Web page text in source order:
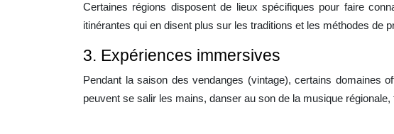
Certaines régions disposent de lieux spécifiques pour faire
itinérantes qui en disent plus sur les traditions et les méthodes de
3. Expériences immersives
Pendant la saison des vendanges (vintage), certains domaines
peuvent se salir les mains, danser au son de la musique